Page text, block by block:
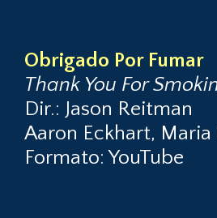
Obrigado Por Fumar
Thank You For
Dir.: Jason Reitman
Aaron Eckhart,
Formato: YouTube